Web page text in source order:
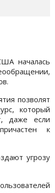
началась
позволят
который
даже если
к
угрозу